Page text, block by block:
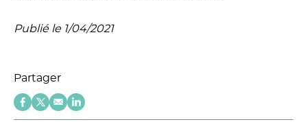
Publié le 1/04/2021
Partager